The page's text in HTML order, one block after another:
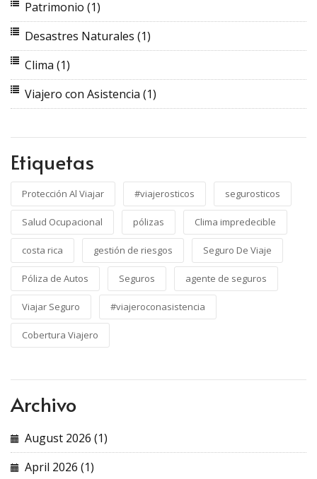
Patrimonio (1)
Desastres Naturales (1)
Clima (1)
Viajero con Asistencia (1)
Etiquetas
Protección Al Viajar #viajerosticos segurosticos
Salud Ocupacional pólizas Clima impredecible
costa rica gestión de riesgos Seguro De Viaje
Póliza de Autos Seguros agente de seguros
Viajar Seguro #viajeroconasistencia
Cobertura Viajero
Archivo
August 2026 (1)
April 2026 (1)